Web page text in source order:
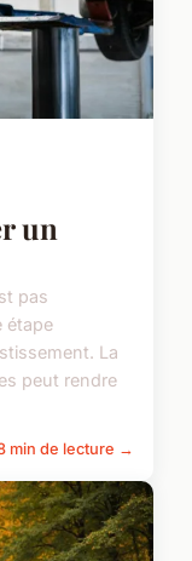
un
pas
étape
La
peut rendre
min de lecture →